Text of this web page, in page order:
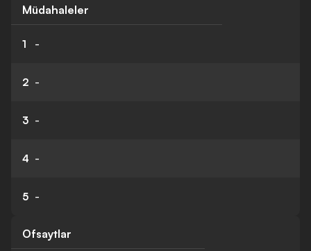
Müdahaleler
1 -
2 -
3 -
4 -
5 -
Ofsaytlar